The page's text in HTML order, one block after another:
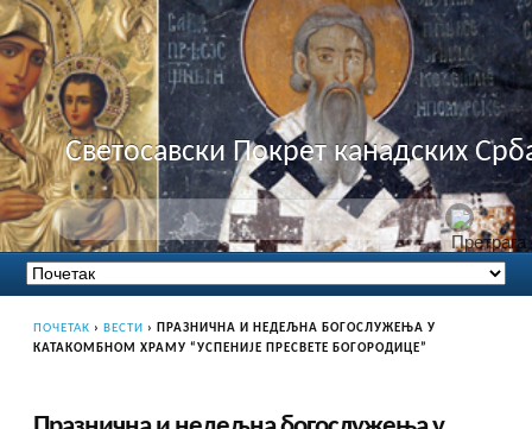
Светосавски Покрет канадских
ПОЧЕТАК › ВЕСТИ › ПРАЗНИЧНА И НЕДЕЉНА БОГОСЛУЖЕЊА У
КАТАКОМБНОМ ХРАМУ “УСПЕНИЈЕ ПРЕСВЕТЕ БОГОРОДИЦЕ”